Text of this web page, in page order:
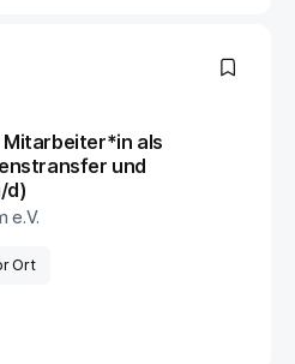
als
und
d)
e.V.
Ort